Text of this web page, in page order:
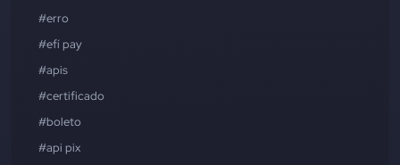
#erro
#efí pay
#apis
#certificado
#boleto
#api pix